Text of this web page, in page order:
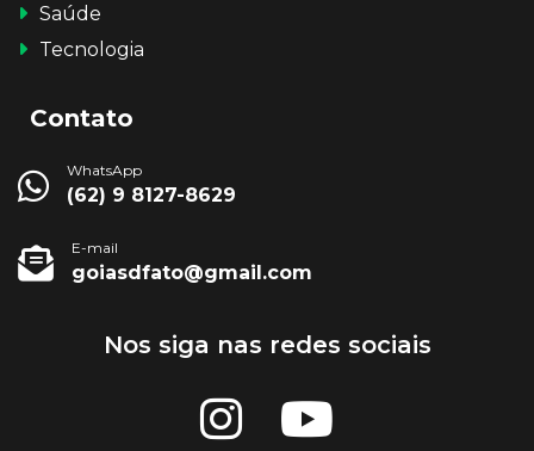
Saúde
Tecnologia
Contato
WhatsApp
(62) 9 8127-8629
E-mail
goiasdfato@gmail.com
Nos siga nas redes sociais